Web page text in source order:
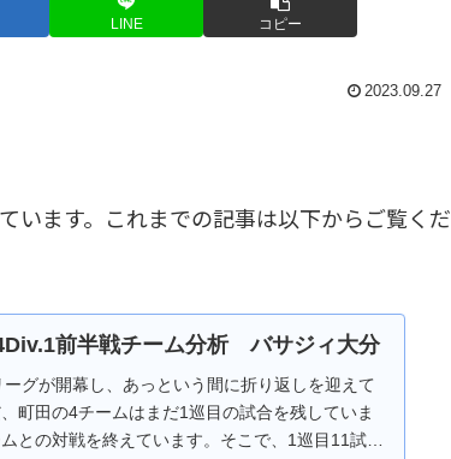
LINE コピー
2023.09.27
います。これまでの記事は以下からご覧くだ
前半戦チーム分析 バサジィ大分
グが開幕し、あっという間に折り返しを迎えて
町田の4チームはまだ1巡目の試合を残していま
との対戦を終えています。そこで、1巡目11試合